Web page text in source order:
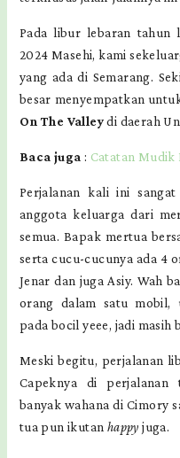
Pada libur lebaran tahun
2024 Masehi, kami
yang ada di Semarang.
besar menyempatkan
On The Valleydi daerah
Baca juga : Catatan Mudik
Perjalanan kali ini
anggota keluarga dari
semua. Bapak mertua
serta cucu-cucunya ada 4
Jenar dan juga Asiy. Wah
orang dalam satu mobil,
pada bocil yeee, jadi masih
Meski begitu, perjalanan
Capeknya di perjalanan
banyak wahana di Cimory
tua pun ikutan happy juga.